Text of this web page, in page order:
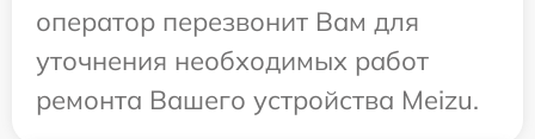
оператор перезвонит Вам для
уточнения необходимых работ
ремонта Вашего устройства Meizu.